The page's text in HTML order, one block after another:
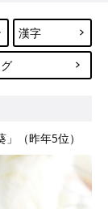
漢字
（昨年5位）